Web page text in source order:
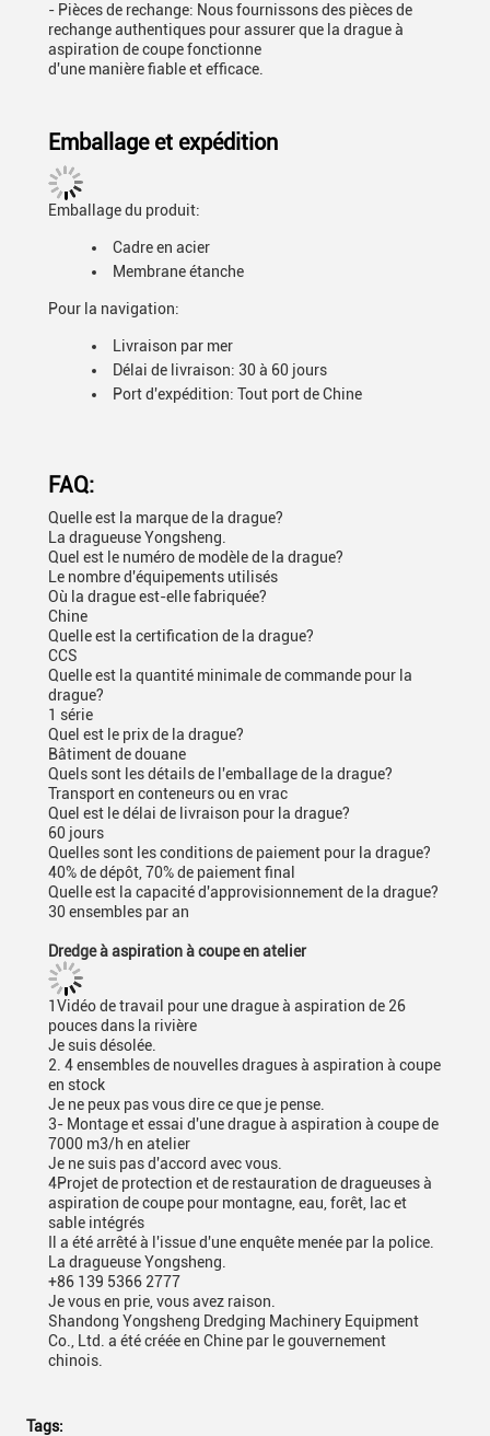
- Pièces de rechange: Nous fournissons des pièces de
rechange authentiques pour assurer que la drague à
aspiration de coupe fonctionne
d'une manière fiable et efficace.
Emballage et expédition
Emballage du produit:
Cadre en acier
Membrane étanche
Pour la navigation:
Livraison par mer
Délai de livraison: 30 à 60 jours
Port d'expédition: Tout port de Chine
FAQ:
Quelle est la marque de la drague?
La dragueuse Yongsheng.
Quel est le numéro de modèle de la drague?
Le nombre d'équipements utilisés
Où la drague est-elle fabriquée?
Chine
Quelle est la certification de la drague?
CCS
Quelle est la quantité minimale de commande pour la
drague?
1 série
Quel est le prix de la drague?
Bâtiment de douane
Quels sont les détails de l'emballage de la drague?
Transport en conteneurs ou en vrac
Quel est le délai de livraison pour la drague?
60 jours
Quelles sont les conditions de paiement pour la drague?
40% de dépôt, 70% de paiement final
Quelle est la capacité d'approvisionnement de la drague?
30 ensembles par an
Dredge à aspiration à coupe en atelier
1Vidéo de travail pour une drague à aspiration de 26
pouces dans la rivière
Je suis désolée.
2. 4 ensembles de nouvelles dragues à aspiration à coupe
en stock
Je ne peux pas vous dire ce que je pense.
3- Montage et essai d'une drague à aspiration à coupe de
7000 m3/h en atelier
Je ne suis pas d'accord avec vous.
4Projet de protection et de restauration de dragueuses à
aspiration de coupe pour montagne, eau, forêt, lac et
sable intégrés
Il a été arrêté à l'issue d'une enquête menée par la police.
La dragueuse Yongsheng.
+86 139 5366 2777
Je vous en prie, vous avez raison.
Shandong Yongsheng Dredging Machinery Equipment
Co., Ltd. a été créée en Chine par le gouvernement
chinois.
Tags: